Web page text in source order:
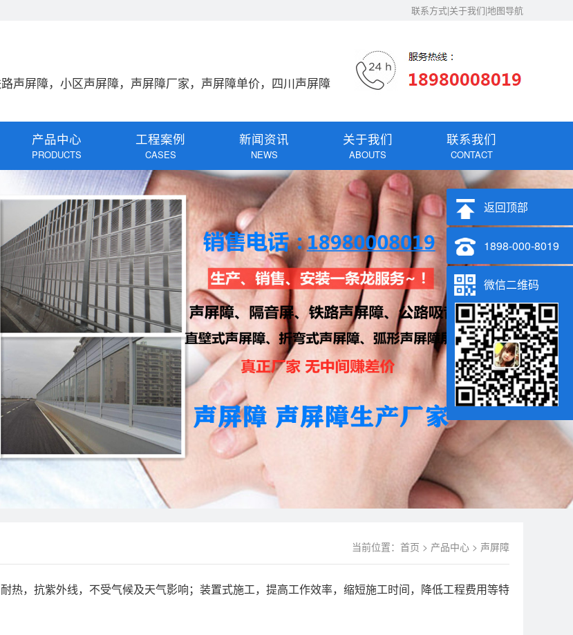
联系方式|关于我们|地图导航
声屏障，小区声屏障，声屏障厂家，声屏障单价，四川声屏障
产品中心
PRODUCTS
工程案例
CASES
新闻资讯
NEWS
关于我们
ABOUTS
联系我们
CONTACT
当前位置： 首页 > 产品中心 > 声屏障
热，抗紫外线，不受气候及天气影响；装置式施工，提高工作效率，缩短施工时间，降低工程费用等特
返回顶部
1898-000-8019
微信二维码